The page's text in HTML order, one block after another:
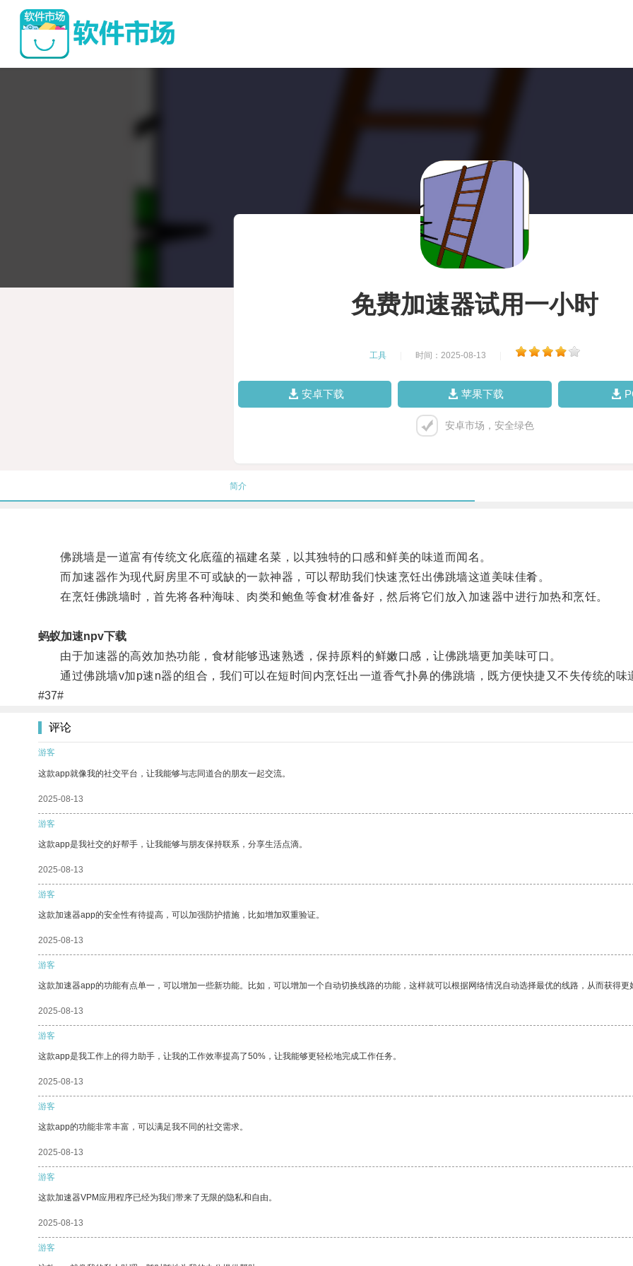
免费加速器试用一小时
工具 时间：2025-08-13
安卓下载 苹果下载
安卓市场，安全绿色
简介
佛跳墙是一道富有传统文化底蕴的福建名菜，以其独特的口感和鲜美的味道而闻名。
而加速器作为现代厨房里不可或缺的一款神器，可以帮助我们快速烹饪出佛跳墙这道美味佳肴。
在烹饪佛跳墙时，首先将各种海味、肉类和鲍鱼等食材准备好，然后将它们放入加速器中进行加热和烹饪。
蚂蚁加速npv下载
由于加速器的高效加热功能，食材能够迅速熟透，保持原料的鲜嫩口感，让佛跳墙更加美味可口。
通过佛跳墙v加p速n器的组合，我们可以在短时间内烹饪出一道香气扑鼻的佛跳墙，既方便快捷又不失传统的味
#37#
评论
游客
这款app就像我的社交平台，让我能够与志同道合的朋友一起交流。
2025-08-13
游客
这款app是我社交的好帮手，让我能够与朋友保持联系，分享生活点滴。
2025-08-13
游客
这款加速器app的安全性有待提高，可以加强防护措施，比如增加双重验证。
2025-08-13
游客
这款加速器app的功能有点单一，可以增加一些新功能。比如，可以增加一个自动切换线路的功能，这样就可以根据网络情况自动选择最优的线路，从而获得更
2025-08-13
游客
这款app是我工作上的得力助手，让我的工作效率提高了50%，让我能够更轻松地完成工作任务。
2025-08-13
游客
这款app的功能非常丰富，可以满足我不同的社交需求。
2025-08-13
游客
这款加速器VPM应用程序已经为我们带来了无限的隐私和自由。
2025-08-13
游客